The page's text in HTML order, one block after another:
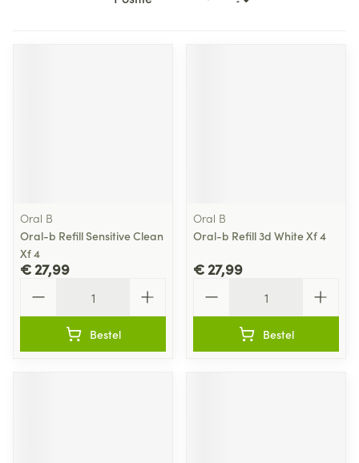
Sorteer op:
Oral B
Oral-b Refill Sensitive Clean
Xf 4
€ 27,99
Bestel
Oral B
Oral-b Refill 3d White Xf 4
€ 27,99
Bestel